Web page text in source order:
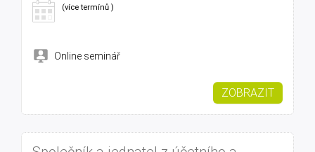
(více termínů )
Online seminář
ZOBRAZIT